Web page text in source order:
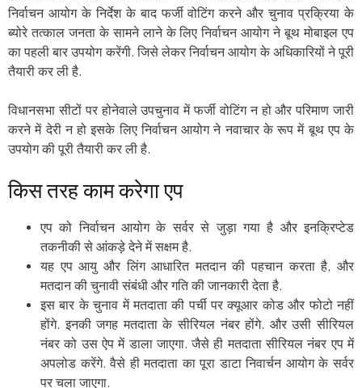
निर्वाचन आयोग के निर्देश के बाद फर्जी वोटिंग करने और चुनाव प्रक्रिया के
ब्योरे तत्काल जनता के सामने लाने के लिए निर्वाचन आयोग ने बूथ मोबाइल एप
का पहली बार उपयोग करेंगी. जिसे लेकर निर्वाचन आयोग के अधिकारियों ने पूरी
तैयारी कर ली है.
विधानसभा सीटों पर होनेवाले उपचुनाव में फर्जी वोटिंग न हो और परिमाण जारी
करने में देरी न हो इसके लिए निर्वाचन आयोग ने नवाचार के रूप में बूथ एप के
उपयोग की पूरी तैयारी कर ली है.
किस तरह काम करेगा एप
एप को निर्वाचन आयोग के सर्वर से जुड़ा गया है और इनक्रिप्टेड
तकनीकी से आंकड़े देने में सक्षम है.
यह एप आयु और लिंग आधारित मतदान की पहचान करता है, और
मतदान की चुनावी संबंधी और गति की जानकारी देता है.
इस बार के चुनाव में मतदाता की पर्ची पर क्यूआर कोड और फोटो नहीं
होंगे. इनकी जगह मतदाता के सीरियल नंबर होंगे. और उसी सीरियल
नंबर को उस ऐप में डाला जाएगा. जैसे ही मतदाता सीरियल नंबर एप में
अपलोड करेंगे. वैसे ही मतदाता का पूरा डाटा निवार्चन आयोग के सर्वर
पर चला जाएगा.